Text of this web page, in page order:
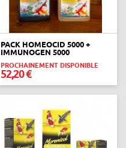
PACK HOMEOCID 5000 +
IMMUNOGEN 5000
PROCHAINEMENT DISPONIBLE
52,20 €